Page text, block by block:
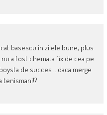
basescu in zilele bune, plus
a fost chemata fix de cea pe
de succes .. daca merge
tenismani!?